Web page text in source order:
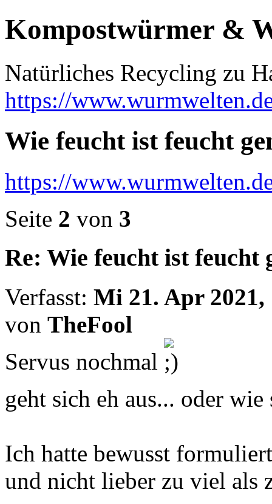
Kompostwürmer &
Natürliches Recycling zu
https://
Wie feucht ist feucht
https://
Seite 2 von 3
Re: Wie feucht ist feucht
Verfasst: Mi 21. Apr 2021,
von TheFool
Servus nochmal
geht sich eh aus... oder
Ich hatte bewusst
und nicht lieber zu viel als